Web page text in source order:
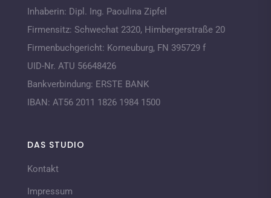
Inhaberin: Dipl. Ing. Paoulina Zipfel
Firmensitz: Schwechat 2320, Himbergerstraße 20
Firmenbuchgericht: Korneuburg, FN 395729 f
UID-Nr. ATU 56648426
Bankverbindung: ERSTE BANK
IBAN: AT56 2011 1826 1984 1500
DAS STUDIO
Kontakt
Impressum